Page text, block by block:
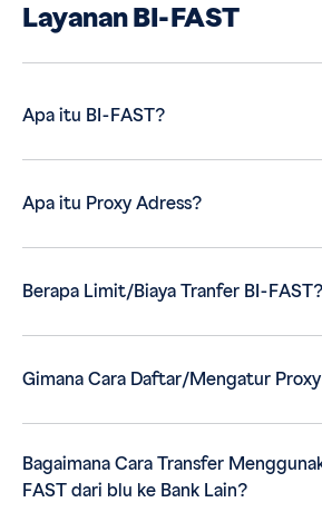
Layanan BI-FAST
Apa itu BI-FAST?
Apa itu Proxy Adress?
Berapa Limit/Biaya Tranfer BI-FAST?
Gimana Cara Daftar/Mengatur
Bagaimana Cara Transfer Menggunakan BI-
FAST dari blu ke Bank Lain?